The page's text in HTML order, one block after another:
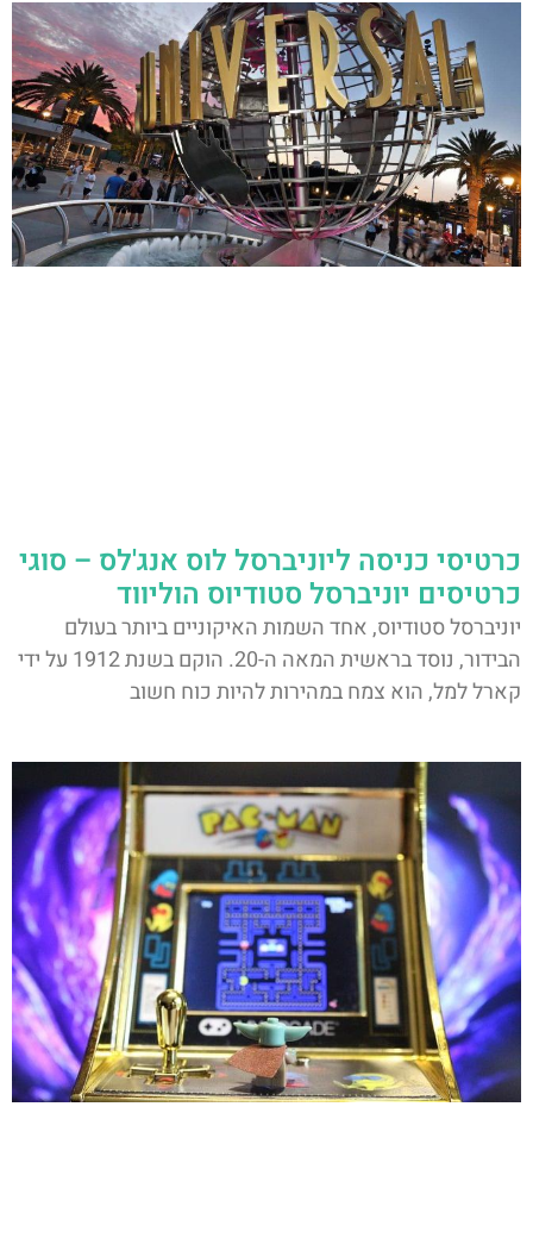
כרטיסי כניסה ליוניברסל לוס אנג'לס – סוגי
כרטיסים יוניברסל סטודיוס הוליווד
יוניברסל סטודיוס, אחד השמות האיקוניים ביותר בעולם
הבידור, נוסד בראשית המאה ה-20. הוקם בשנת 1912 על ידי
קארל למל, הוא צמח במהירות להיות כוח חשוב